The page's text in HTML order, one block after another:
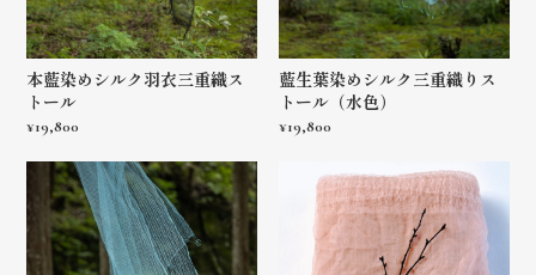
本藍染めシルク羽衣三重織ス
トール
¥19,800
藍生葉染めシルク三重織りス
トール（水色）
¥19,800